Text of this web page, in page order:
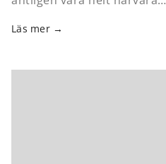
Läs mer